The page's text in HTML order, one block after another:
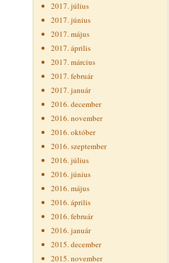
2017. július
2017. június
2017. május
2017. április
2017. március
2017. február
2017. január
2016. december
2016. november
2016. október
2016. szeptember
2016. július
2016. június
2016. május
2016. április
2016. február
2016. január
2015. december
2015. november